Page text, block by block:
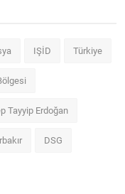
IŞİD Türkiye
Tayyip Erdoğan
DSG